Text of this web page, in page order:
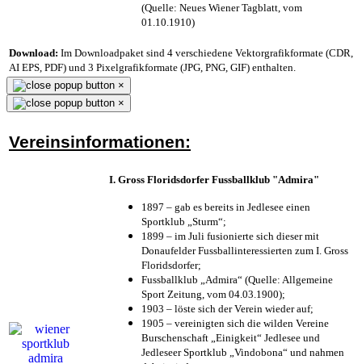
(Quelle: Neues Wiener Tagblatt, vom
01.10.1910)
Download: Im Downloadpaket sind 4 verschiedene Vektorgrafikformate (CDR,
AI EPS, PDF) und 3 Pixelgrafikformate (JPG, PNG, GIF) enthalten.
×
×
Vereinsinformationen:
I. Gross Floridsdorfer Fussballklub "Admira"
1897 – gab es bereits in Jedlesee einen
Sportklub „Sturm“;
1899 – im Juli fusionierte sich dieser mit
Donaufelder Fussballinteressierten zum I. Gross
Floridsdorfer;
Fussballklub „Admira“ (Quelle: Allgemeine
Sport Zeitung, vom 04.03.1900);
1903 – löste sich der Verein wieder auf;
1905 – vereinigten sich die wilden Vereine
Burschenschaft „Einigkeit“ Jedlesee und
Jedleseer Sportklub „Vindobona“ und nahmen